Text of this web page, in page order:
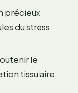
précieux
du stress
le
tissulaire